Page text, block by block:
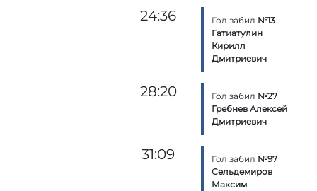
24:36 Гол забил №13
Гатиатулин
Кирилл
Дмитриевич
28:20 Гол забил №27
Гребнев Алексей
Дмитриевич
31:09 Гол забил №97
Сельдемиров
Максим